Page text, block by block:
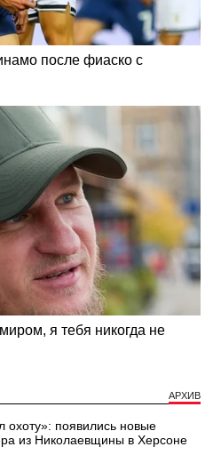
АРХИВ
появились новые
из Николаевщины в Херсоне